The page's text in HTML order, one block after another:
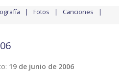
Fotos Canciones
19 de junio de 2006